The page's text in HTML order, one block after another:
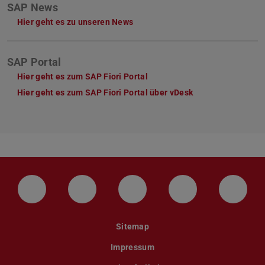
SAP News
Hier geht es zu unseren News
SAP Portal
Hier geht es zum SAP Fiori Portal
Hier geht es zum SAP Fiori Portal über vDesk
LinkedIn-Seite der TU Darmstadt
Instagram-Kanal der TU
Bluesky-Kanal der TU
Facebook-
Sitemap
Impressum